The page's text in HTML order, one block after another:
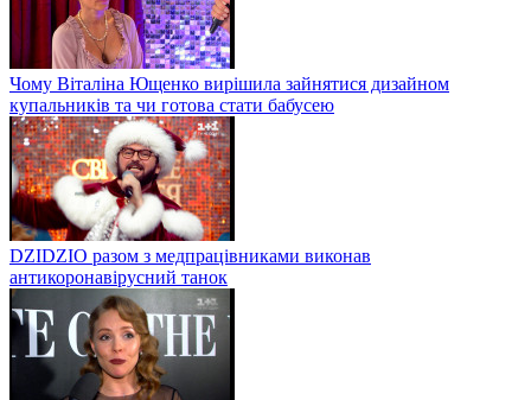
Чому Віталіна Ющенко вирішила зайнятися дизайном
купальників та чи готова стати бабусею
DZIDZIO разом з медпрацівниками виконав
антикоронавірусний танок